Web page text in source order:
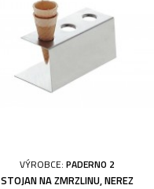
VÝROBCE: PADERNO 2
STOJAN NA ZMRZLINU, NEREZ